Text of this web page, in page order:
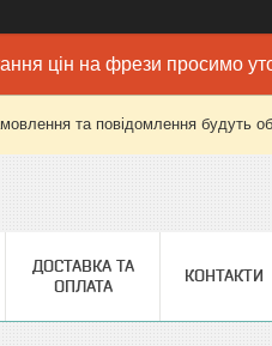
цін на фрези просимо
та повідомлення будуть
ДОСТАВКА ТА
ОПЛАТА
КОНТАКТИ